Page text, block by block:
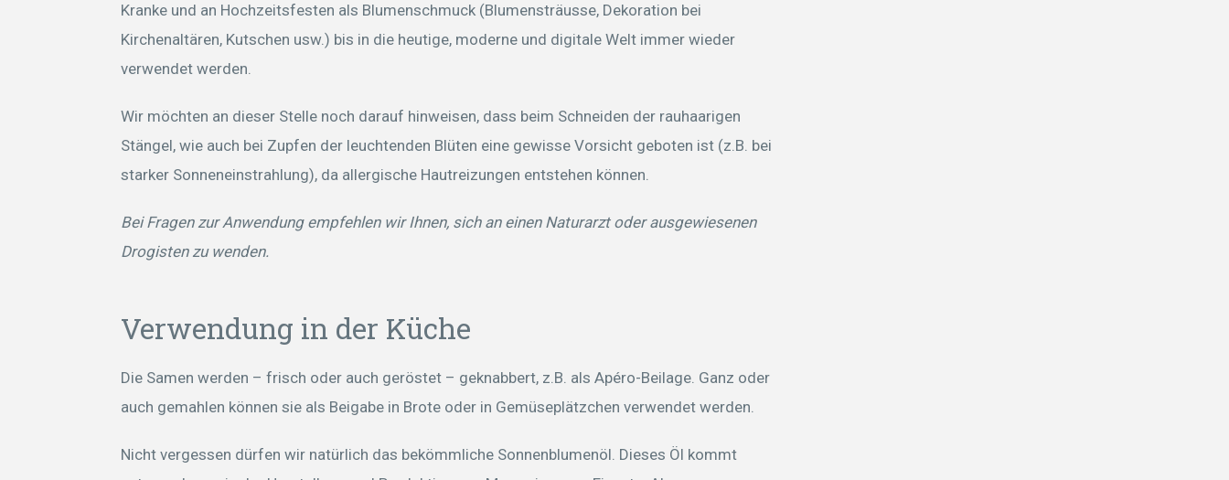
Kranke und an Hochzeitsfesten als Blumenschmuck (Blumensträusse, Dekoration bei
Kirchenaltären, Kutschen usw.) bis in die heutige, moderne und digitale Welt immer wieder
verwendet werden.
Wir möchten an dieser Stelle noch darauf hinweisen, dass beim Schneiden der rauhaarigen
Stängel, wie auch bei Zupfen der leuchtenden Blüten eine gewisse Vorsicht geboten ist (z.B. bei
starker Sonneneinstrahlung), da allergische Hautreizungen entstehen können.
Bei Fragen zur Anwendung empfehlen wir Ihnen, sich an einen Naturarzt oder ausgewiesenen
Drogisten zu wenden.
Verwendung in der Küche
Die Samen werden – frisch oder auch geröstet – geknabbert, z.B. als Apéro-Beilage. Ganz oder
auch gemahlen können sie als Beigabe in Brote oder in Gemüseplätzchen verwendet werden.
Nicht vergessen dürfen wir natürlich das bekömmliche Sonnenblumenöl. Dieses Öl kommt